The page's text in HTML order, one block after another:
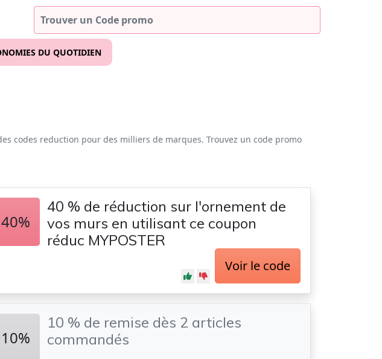
DU QUOTIDIEN
codes reduction pour des milliers de marques. Trouvez un code promo
40%
40 % de réduction sur l'ornement de
vos murs en utilisant ce coupon
réduc MYPOSTER
Voir le code
10%
10 % de remise dès 2 articles
commandés